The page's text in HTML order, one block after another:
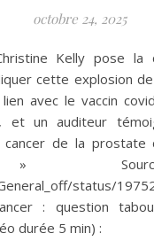
octobre 24, 2025
cette explosion
avec le vaccin
et un auditeur
cancer de la prostate
»
status/
: question
durée 5 min) :